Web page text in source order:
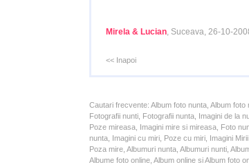
Mirela & Lucian, Suceava, 26-10-
<< Inapoi
Cautari frecvente: Album foto nunta, Album
Fotografii nunti, Fotografii nunta, Imagini de la
Poze mireasa, Imagini mire si mireasa, Foto
nunta, Imagini cu miri, Poze cu miri, Imagini
Poza mire, Albumuri nunta, Albumuri nunti,
Albume foto online, Album online si Album foto